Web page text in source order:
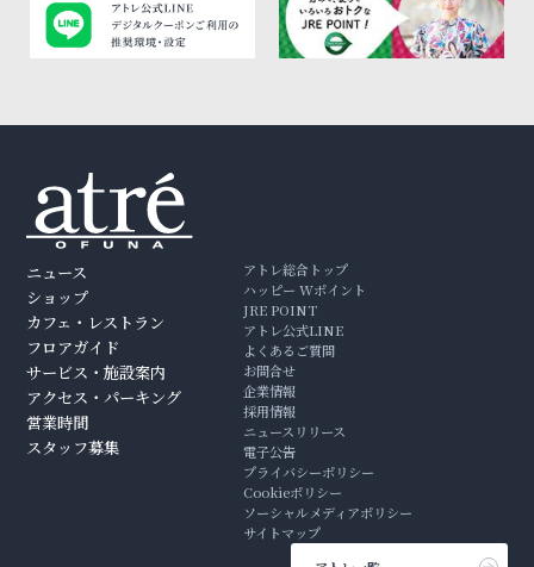
ニュース
ショップ
カフェ・レストラン
フロアガイド
サービス・施設案内
アクセス・パーキング
営業時間
スタッフ募集
アトレ総合トップ
ハッピー Wポイント
JRE POINT
アトレ公式LINE
よくあるご質問
お問合せ
企業情報
採用情報
ニュースリリース
電子公告
プライバシーポリシー
Cookieポリシー
ソーシャルメディアポリシー
サイトマップ